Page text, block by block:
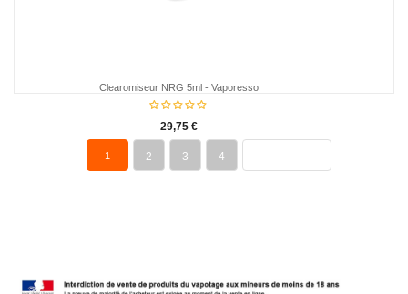
Clearomiseur NRG 5ml - Vaporesso
29,75 €
1 2 3 4